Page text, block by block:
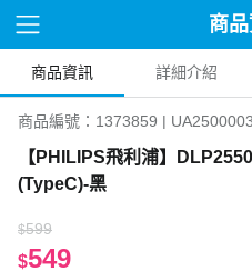
商
商品資訊 詳細介紹
商品編號：1373859 |
【PHILIPS飛利浦】
(TypeC)-黑
$599
$549